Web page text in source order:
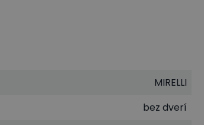
MIRELLI
bez dverí